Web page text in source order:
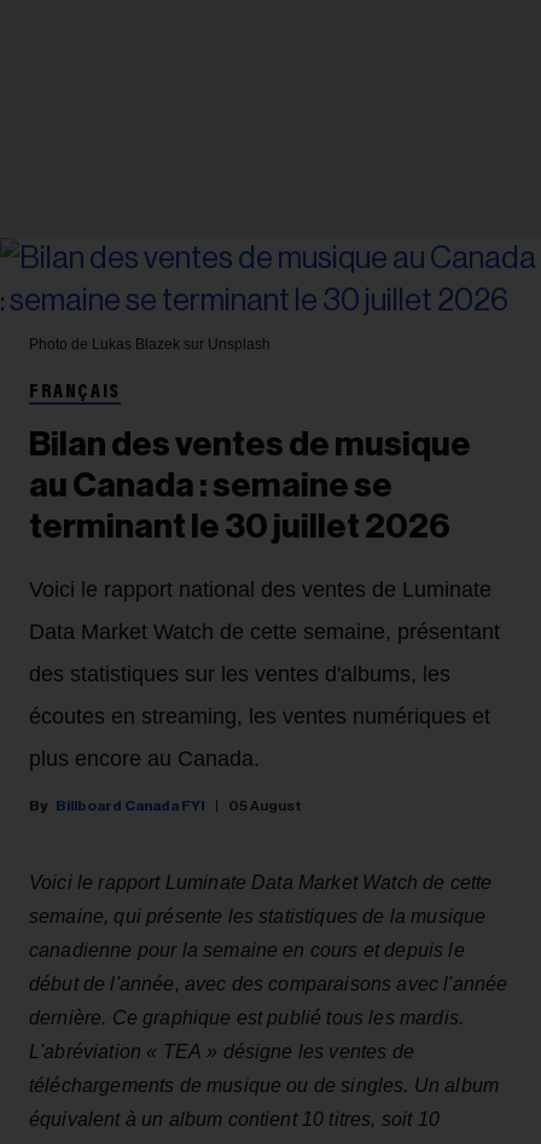
Photo de Lukas Blazek sur Unsplash
FRANÇAIS
Bilan des ventes de musique
au Canada : semaine se
terminant le 30 juillet 2026
Voici le rapport national des ventes de Luminate
Data Market Watch de cette semaine, présentant
des statistiques sur les ventes d'albums, les
écoutes en streaming, les ventes numériques et
plus encore au Canada.
Billboard Canada FYI 05 August
Voici le rapport Luminate Data Market Watch de cette
semaine, qui présente les statistiques de la musique
canadienne pour la semaine en cours et depuis le
début de l'année, avec des comparaisons avec l'année
dernière. Ce graphique est publié tous les mardis.
L'abréviation « TEA » désigne les ventes de
téléchargements de musique ou de singles. Un album
équivalent à un album contient 10 titres, soit 10